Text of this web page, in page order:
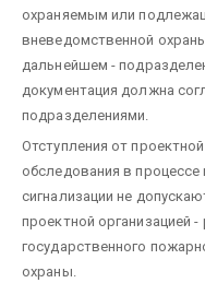
охраняемым или
вневедомственной
дальнейшем -
документация должна
подразделениями.
Отступления от
обследования в процессе
сигнализации не
проектной организацией
государственного
охраны.